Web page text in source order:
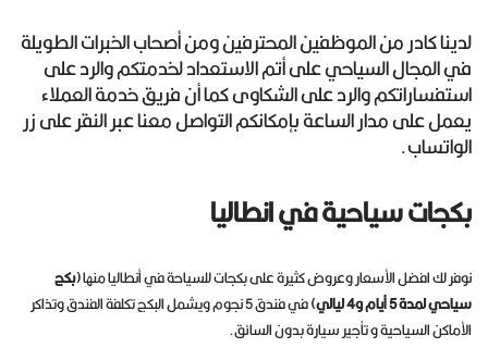
لدينا كادر من الموظفين المحترفين ومن أصحاب الخبرات الطويلة
في المجال السياحي على أتم الاستعداد لخدمتكم والرد على
استفساراتكم والرد على الشكاوى كما أن فريق خدمة العملاء
يعمل على مدار الساعة بإمكانكم التواصل معنا عبر النقر على زر
الواتساب.
بكجات سياحية في انطاليا
نوفر لك افضل الأسعار وعروض كثيرة على بكجات للسياحة في أنطاليا منها(بكج
سياحي لمدة 5 أيام و4 ليالي)
في فندق 5 نجوم ويشمل البكج تكلفة الفندق وتذاكر
الأماكن السياحية و تأجير سيارة بدون السائق.